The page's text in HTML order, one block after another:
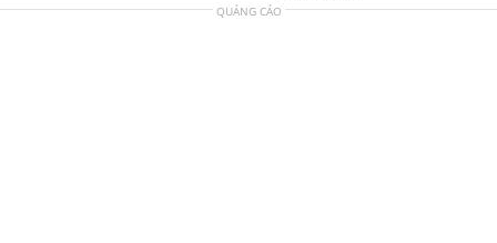
QUẢNG CÁO